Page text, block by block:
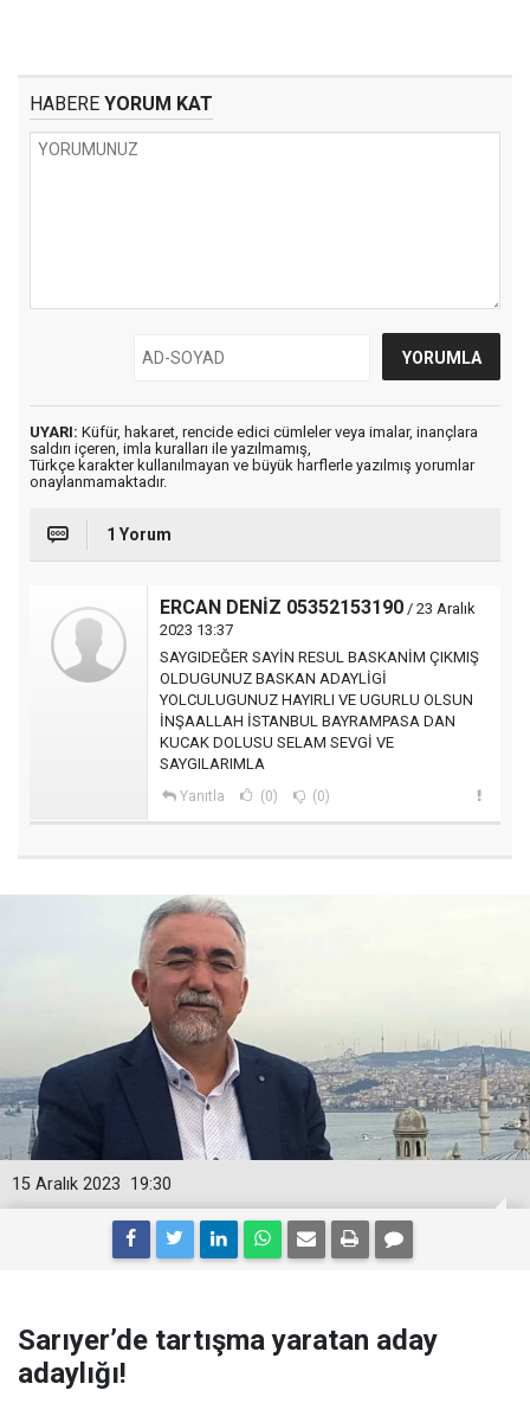
HABERE YORUM KAT
UYARI: Küfür, hakaret, rencide edici cümleler veya imalar, inançlara
saldırı içeren, imla kuralları ile yazılmamış,
Türkçe karakter kullanılmayan ve büyük harflerle yazılmış yorumlar
onaylanmamaktadır.
1 Yorum
ERCAN DENİZ 05352153190 / 23 Aralık
2023 13:37
SAYGIDEĞER SAYİN RESUL BASKANİM ÇIKMIŞ
OLDUGUNUZ BASKAN ADAYLİGİ
YOLCULUGUNUZ HAYIRLI VE UGURLU OLSUN
İNŞAALLAH İSTANBUL BAYRAMPASA DAN
KUCAK DOLUSU SELAM SEVGİ VE
SAYGILARIMLA
Yanıtla (0) (0)
19:30
15 Aralık 2023
Sarıyer’de tartışma yaratan aday
adaylığı!